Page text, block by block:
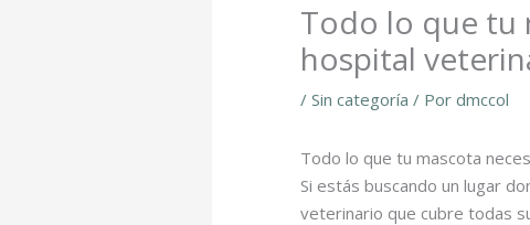
Todo lo que tu
hospital
/ Sin categoría / Por dmccol
Todo lo que tu mascota
Si estás buscando un lugar
veterinario que cubre todas